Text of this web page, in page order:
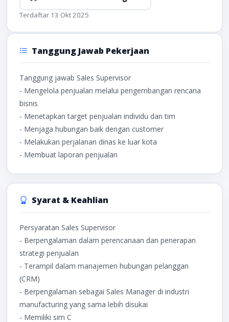
Terdaftar 13 Okt 2025
Tanggung Jawab Pekerjaan
Tanggung jawab Sales Supervisor
- Mengelola penjualan melalui pengembangan rencana
bisnis
- Menetapkan target penjualan individu dan tim
- Menjaga hubungan baik dengan customer
- Melakukan perjalanan dinas ke luar kota
- Membuat laporan penjualan
Syarat & Keahlian
Persyaratan Sales Supervisor
- Berpengalaman dalam perencanaan dan penerapan
strategi penjualan
- Terampil dalam manajemen hubungan pelanggan
(CRM)
- Berpengalaman sebagai Sales Manager di industri
manufacturing yang sama lebih disukai
- Memiliki sim C